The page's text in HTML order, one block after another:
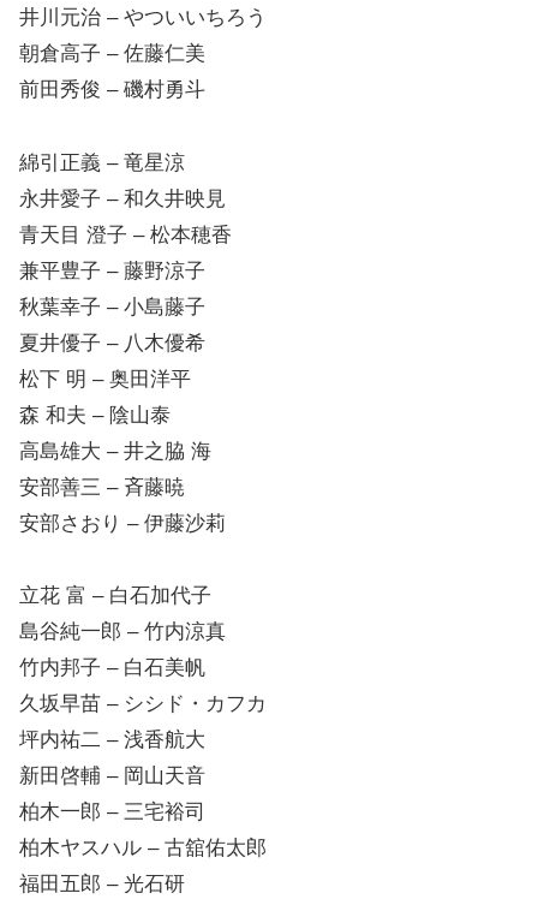
井川元治 – やついいちろう
朝倉高子 – 佐藤仁美
前田秀俊 – 磯村勇斗
綿引正義 – 竜星涼
永井愛子 – 和久井映見
青天目 澄子 – 松本穂香
兼平豊子 – 藤野涼子
秋葉幸子 – 小島藤子
夏井優子 – 八木優希
松下 明 – 奥田洋平
森 和夫 – 陰山泰
高島雄大 – 井之脇 海
安部善三 – 斉藤暁
安部さおり – 伊藤沙莉
立花 富 – 白石加代子
島谷純一郎 – 竹内涼真
竹内邦子 – 白石美帆
久坂早苗 – シシド・カフカ
坪内祐二 – 浅香航大
新田啓輔 – 岡山天音
柏木一郎 – 三宅裕司
柏木ヤスハル – 古舘佑太郎
福田五郎 – 光石研